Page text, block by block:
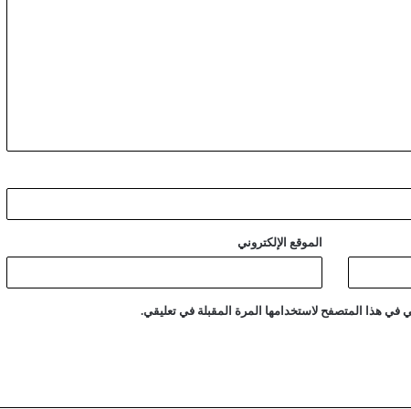
الموقع الإلكتروني
في هذا المتصفح لاستخدامها المرة المقبلة في تعليقي.